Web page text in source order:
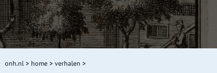
onh.nl > home > verhalen >